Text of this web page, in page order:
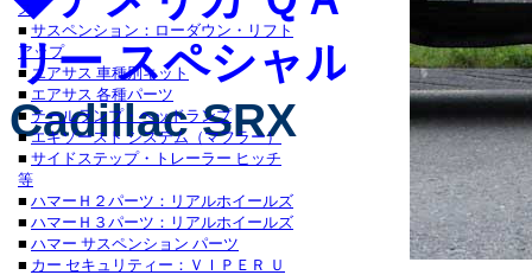
サーフ_クローム/ステ
クローム/ステンレス_
ステンレス_パーツ・
ステンレス_パーツ・
■レクサス：ＩＳ_２５
/ステンレス_パーツ・
ＧＳ４６０_クローム/
ス
■ サスペンション：ローダウン・リフト
アップ
■ エアサス 車種別キット
■ エアサス 各種パーツ
■ テールランプ・ヘッドランプ
■エキゾースト システム（マフラー）
■ サイドステップ・トレーラー ヒッチ
等
■ ハマーＨ２パーツ：リアルホイールズ
■ ハマーＨ３パーツ：リアルホイールズ
■ ハマー サスペンション パーツ
■ カー セキュリティー：ＶＩＰＥＲ Ｕ
リー スペシャル カスタ
Cadillac SRX